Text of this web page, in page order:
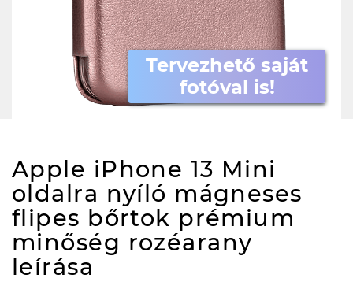
Tervezhető saját
fotóval is!
Apple iPhone 13 Mini
oldalra nyíló mágneses
flipes bőrtok prémium
minőség rozéarany
leírása